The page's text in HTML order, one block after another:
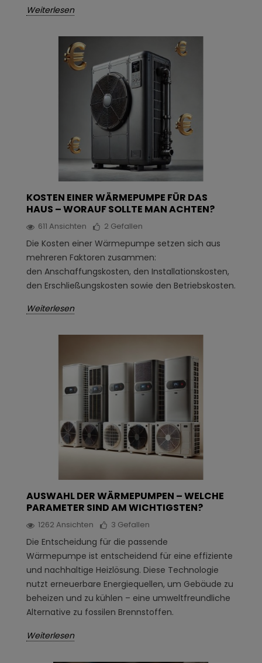
Weiterlesen
KOSTEN EINER WÄRMEPUMPE FÜR DAS
HAUS – WORAUF SOLLTE MAN ACHTEN?
611 Ansichten 2 Gefallen
Die Kosten einer Wärmepumpe setzen sich aus
mehreren Faktoren zusammen:
den Anschaffungskosten, den Installationskosten,
den Erschließungskosten sowie den Betriebskosten.
Weiterlesen
AUSWAHL DER WÄRMEPUMPEN – WELCHE
PARAMETER SIND AM WICHTIGSTEN?
1262 Ansichten 3 Gefallen
Die Entscheidung für die passende
Wärmepumpe ist entscheidend für eine effiziente
und nachhaltige Heizlösung. Diese Technologie
nutzt erneuerbare Energiequellen, um Gebäude zu
beheizen und zu kühlen – eine umweltfreundliche
Alternative zu fossilen Brennstoffen.
Weiterlesen